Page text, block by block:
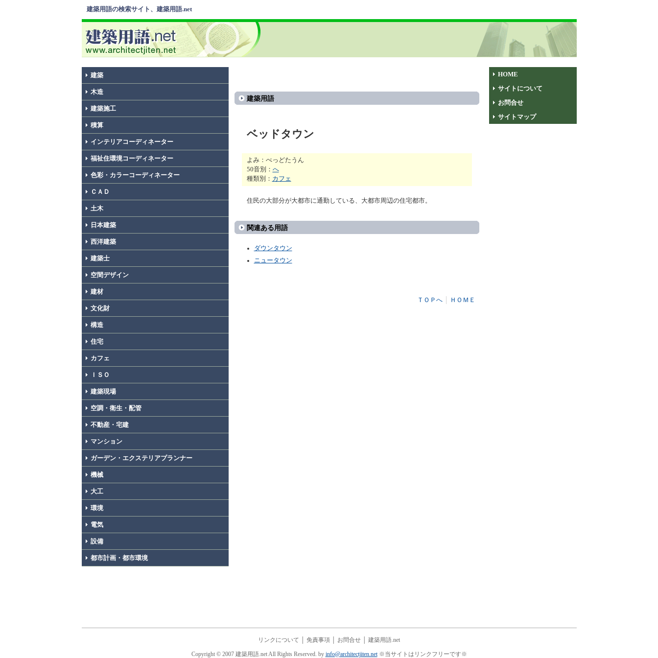
建築用語の検索サイト、建築用語.net
建築
木造
建築施工
積算
インテリアコーディネーター
福祉住環境コーディネーター
色彩・カラーコーディネーター
ＣＡＤ
土木
日本建築
西洋建築
建築士
空間デザイン
建材
文化財
構造
住宅
カフェ
ＩＳＯ
建築現場
空調・衛生・配管
不動産・宅建
マンション
ガーデン・エクステリアプランナー
機械
大工
環境
電気
設備
都市計画・都市環境
建築用語
ベッドタウン
よみ：べっどたうん
50音別： へ
種類別： カフェ
住民の大部分が大都市に通勤している、大都市周辺の住宅都市。
関連ある用語
ダウンタウン
ニュータウン
ＴＯＰへ│ ＨＯＭＥ
HOME
サイトについて
お問合せ
サイトマップ
リンクについて 免責事項 お問合せ 建築用語.net
Copyright © 2007 建築用語.net All Rights Reserved. by info@architectjiten.net※当サイトはリンクフリーです※